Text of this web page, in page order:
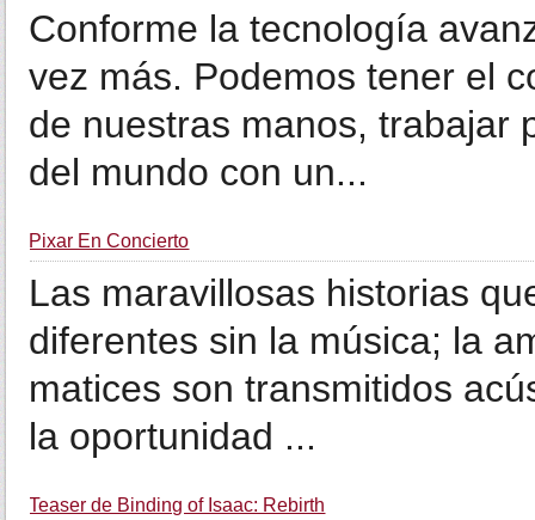
Conforme la tecnología
vez más. Podemos tener el
de nuestras manos, trabajar
del mundo con un...
Pixar En Concierto
Las maravillosas historias
diferentes sin la música; la
matices son transmitidos
la oportunidad ...
Teaser de Binding of Isaac: Rebirth